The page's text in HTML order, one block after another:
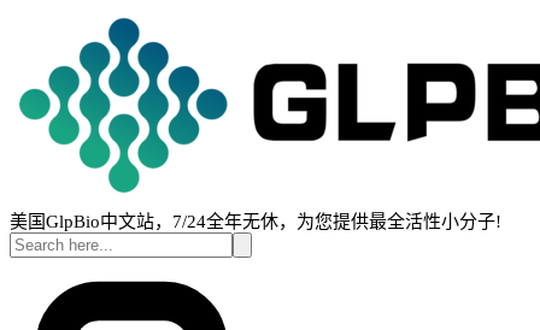
美国GlpBio中文站，7/24全年无休，为您提供最全活性小分子!